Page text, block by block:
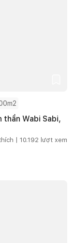
Wabi Sabi,
| 10.192 lượt xem